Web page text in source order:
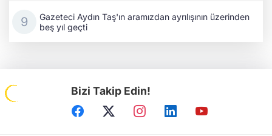
Gazeteci Aydın Taş'ın aramızdan ayrılışının üzerinden
beş yıl geçti
Bizi Takip Edin!